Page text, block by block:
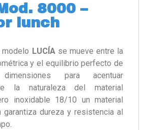
8000 –
lunch
LUCÍA se mueve entre la
y el equilibrio perfecto de
para acentuar
la naturaleza del material
inoxidable 18/10 un material
garantiza dureza y resistencia al